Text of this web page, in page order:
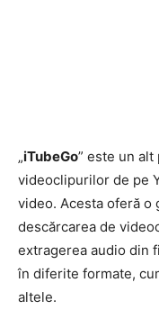
„iTubeGo” este un
videoclipurilor de pe
video. Acesta oferă o
descărcarea de
extragerea audio din
în diferite formate,
altele.